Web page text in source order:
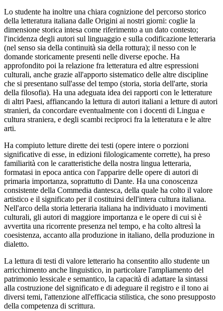
Lo studente ha inoltre una chiara cognizione del percorso storico
della letteratura italiana dalle Origini ai nostri giorni: coglie la
dimensione storica intesa come riferimento a un dato contesto;
l'incidenza degli autori sul linguaggio e sulla codificazione letteraria
(nel senso sia della continuità sia della rottura); il nesso con le
domande storicamente presenti nelle diverse epoche. Ha
approfondito poi la relazione fra letteratura ed altre espressioni
culturali, anche grazie all'apporto sistematico delle altre discipline
che si presentano sull'asse del tempo (storia, storia dell'arte, storia
della filosofia). Ha una adeguata idea dei rapporti con le letterature
di altri Paesi, affiancando la lettura di autori italiani a letture di autori
stranieri, da concordare eventualmente con i docenti di Lingua e
cultura straniera, e degli scambi reciproci fra la letteratura e le altre
arti.
Ha compiuto letture dirette dei testi (opere intere o porzioni
significative di esse, in edizioni filologicamente corrette), ha preso
familiarità con le caratteristiche della nostra lingua letteraria,
formatasi in epoca antica con l'apparire delle opere di autori di
primaria importanza, soprattutto di Dante. Ha una conoscenza
consistente della Commedia dantesca, della quale ha colto il valore
artistico e il significato per il costituirsi dell'intera cultura italiana.
Nell'arco della storia letteraria italiana ha individuato i movimenti
culturali, gli autori di maggiore importanza e le opere di cui si è
avvertita una ricorrente presenza nel tempo, e ha colto altresì la
coesistenza, accanto alla produzione in italiano, della produzione in
dialetto.
La lettura di testi di valore letterario ha consentito allo studente un
arricchimento anche linguistico, in particolare l'ampliamento del
patrimonio lessicale e semantico, la capacità di adattare la sintassi
alla costruzione del significato e di adeguare il registro e il tono ai
diversi temi, l'attenzione all'efficacia stilistica, che sono presupposto
della competenza di scrittura.